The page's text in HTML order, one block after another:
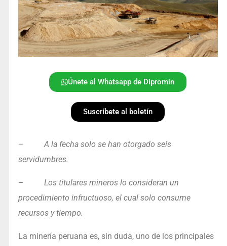
Únete al Whatsapp de Dipromin
Suscríbete al boletín
–A la fecha solo se han otorgado seis
servidumbres.
– Los titulares mineros lo consideran un
procedimiento infructuoso, el cual solo consume
recursos y tiempo.
La minería peruana es, sin duda, uno de los principales